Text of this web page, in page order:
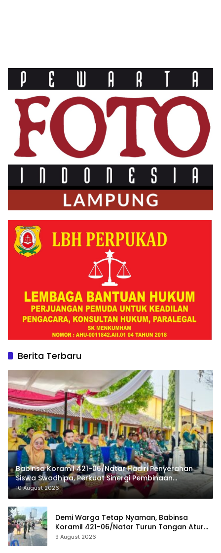
Berita Terbaru
Babinsa Koramil 421-06/Natar Hadiri Penyerahan
Siswa Swadhipa, Perkuat Sinergi Pembinaan
Generasi Muda
10 August 2026
Demi Warga Tetap Nyaman, Babinsa
Koramil 421-06/Natar Turun Tangan Atur
Lalu Lintas di Depan Masjid Baiturrohim
9 August 2026